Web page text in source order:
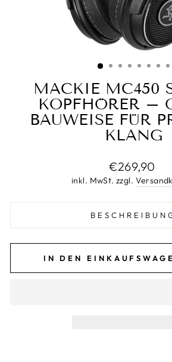
MACKIE MC450
KOPFHÖRER –
BAUWEISE FÜR
KLANG
Normaler
Preis
€269,90
inkl. MwSt. zzgl.
IN DEN